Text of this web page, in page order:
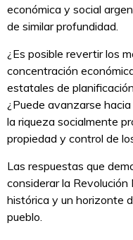
económica y social
de similar profundidad.
¿Es posible revertir los
concentración
estatales de
¿Puede avanzarse
la riqueza socialmente
propiedad y control de
Las respuestas que
considerar la
histórica y un horizonte
pueblo.